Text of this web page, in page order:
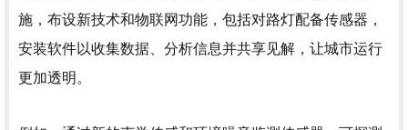
施，布设新技术和物联网功能，包括对路灯配备传感器，
安装软件以收集数据、分析信息并共享见解，让城市运行
更加透明。